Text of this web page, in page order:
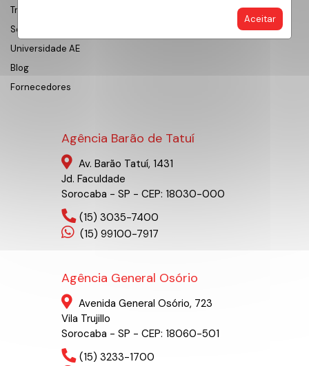
Aceitar
Trabalhe Conosco
Sobre Sorocaba
Universidade AE
Blog
Fornecedores
Agência Barão de Tatuí
Av. Barão Tatuí, 1431
Jd. Faculdade
Sorocaba - SP - CEP: 18030-000
(15) 3035-7400
(15) 99100-7917
Agência General Osório
Avenida General Osório, 723
Vila Trujillo
Sorocaba - SP - CEP: 18060-501
(15) 3233-1700